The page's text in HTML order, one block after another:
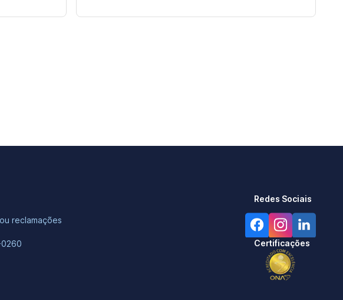
reclamações
Redes Sociais
Certificações